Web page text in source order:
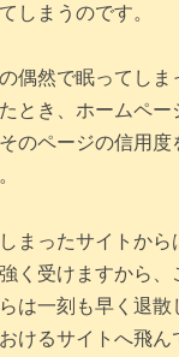
しまうのです。
偶然で眠ってしま
とき、ホームペー
のページの信用度
まったサイトから
く受けますから、
は一刻も早く退散
けるサイトへ飛ん